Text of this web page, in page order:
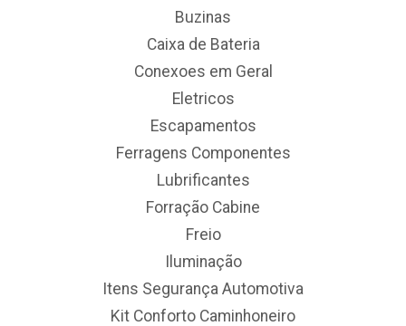
Buzinas
Caixa de Bateria
Conexoes em Geral
Eletricos
Escapamentos
Ferragens Componentes
Lubrificantes
Forração Cabine
Freio
Iluminação
Itens Segurança Automotiva
Kit Conforto Caminhoneiro